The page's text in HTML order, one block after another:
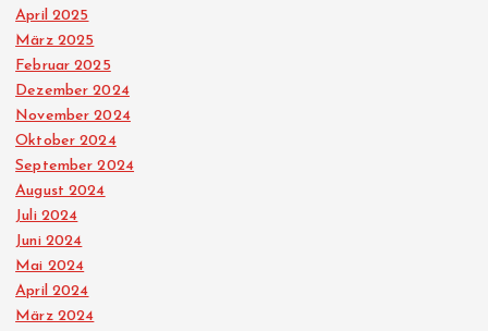
April 2025
März 2025
Februar 2025
Dezember 2024
November 2024
Oktober 2024
September 2024
August 2024
Juli 2024
Juni 2024
Mai 2024
April 2024
März 2024